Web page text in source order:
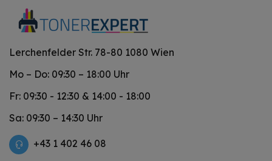
Lerchenfelder Str. 78-80 1080 Wien
Mo – Do: 09:30 – 18:00 Uhr
Fr: 09:30 - 12:30 & 14:00 - 18:00
Sa: 09:30 – 14:30 Uhr
+43 1 402 46 08